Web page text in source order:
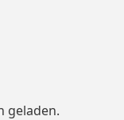
geladen.